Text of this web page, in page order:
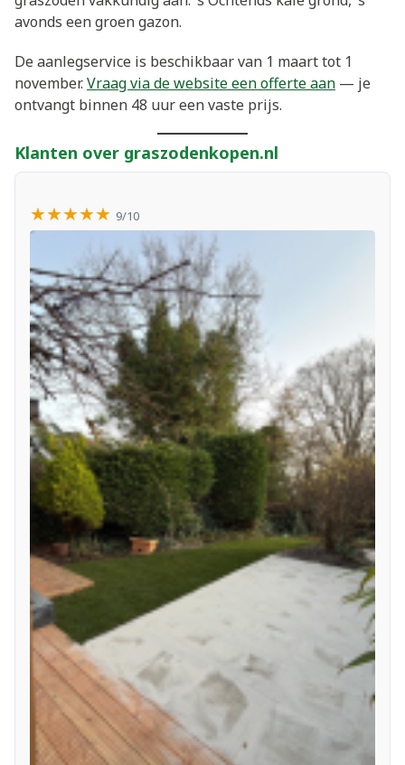
avonds een groen gazon.
De aanlegservice is beschikbaar van 1 maart tot 1
november.Vraag via de website een offerte aan — je
ontvangt binnen 48 uur een vaste prijs.
Klanten over graszodenkopen.nl
★★★★★ 9/10